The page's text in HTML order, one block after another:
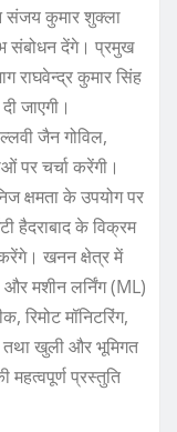
संजय कुमार शुक्ला
संबोधन देंगे। प्रमुख
राघवेन्द्र कुमार सिंह
जाएगी।
जैन गोविल,
पर चर्चा करेंगी।
क्षमता के उपयोग पर
हैदराबाद के विक्रम
खनन क्षेत्र में
मशीन लर्निंग (ML)
रिमोट मॉनिटरिंग,
तथा खुली और भूमिगत
महत्वपूर्ण प्रस्तुति